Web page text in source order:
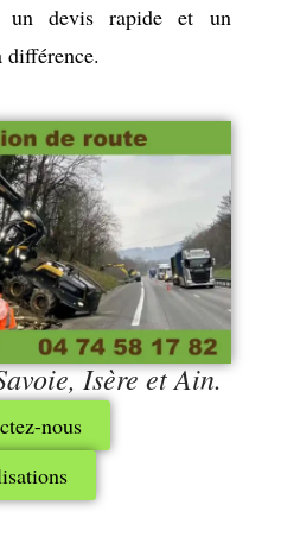
un devis rapide et un
Isère et Ain.
nous